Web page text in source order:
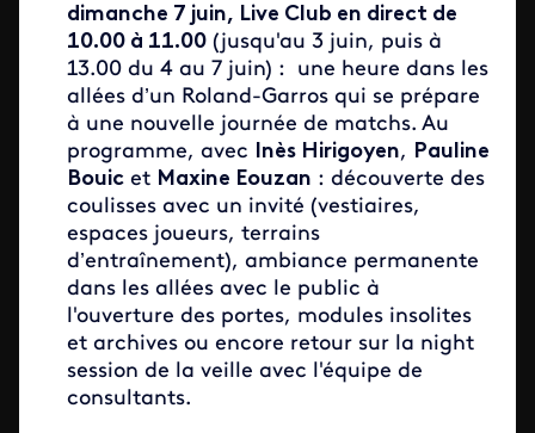
dimanche 7 juin, Live Club en direct de
10.00 à 11.00 (jusqu'au 3 juin, puis à
13.00 du 4 au 7 juin) : une heure dans les
allées d’un Roland-Garros qui se prépare
à une nouvelle journée de matchs. Au
programme, avec Inès Hirigoyen, Pauline
Bouic et Maxine Eouzan : découverte des
coulisses avec un invité (vestiaires,
espaces joueurs, terrains
d’entraînement), ambiance permanente
dans les allées avec le public à
l'ouverture des portes, modules insolites
et archives ou encore retour sur la night
session de la veille avec l'équipe de
consultants.